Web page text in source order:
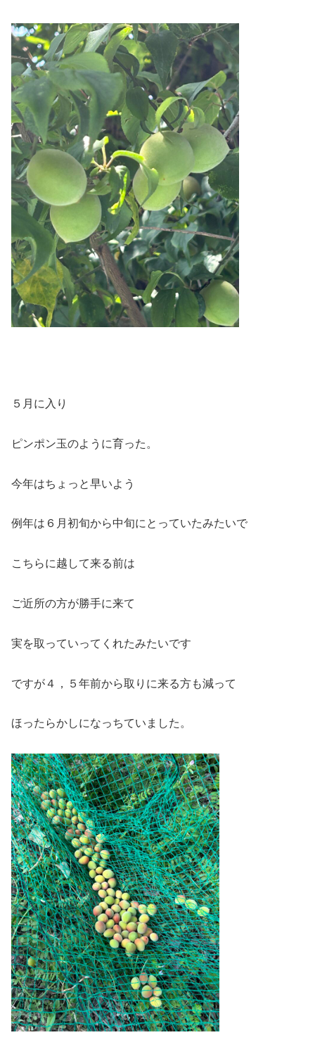
５月に入り
ピンポン玉のように育った。
今年はちょっと早いよう
例年は６月初旬から中旬にとっていたみたいで
こちらに越して来る前は
ご近所の方が勝手に来て
実を取っていってくれたみたいです
ですが４，５年前から取りに来る方も減って
ほったらかしになっちていました。